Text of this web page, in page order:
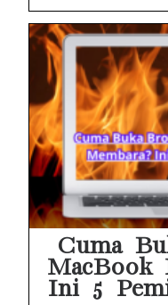
Cuma
MacBook
Ini 5